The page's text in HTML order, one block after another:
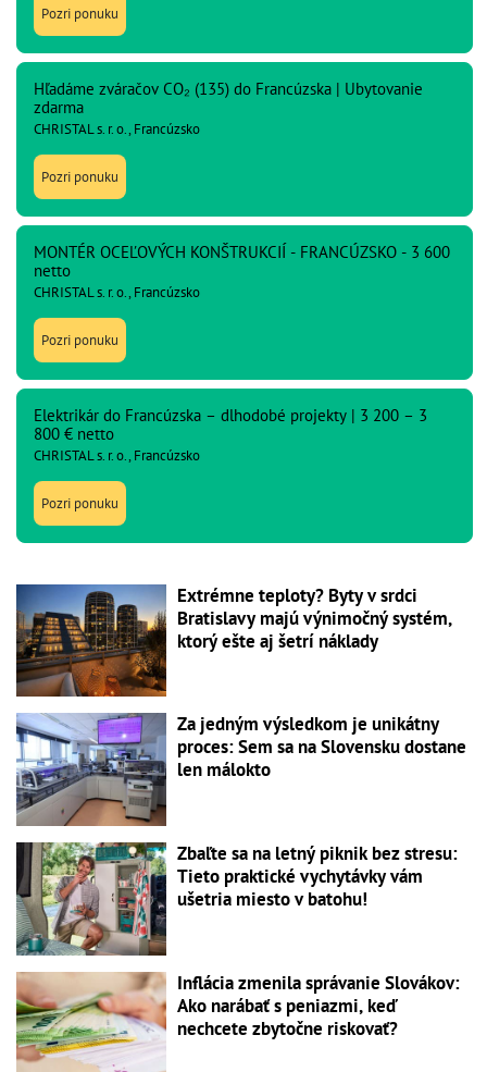
Pozri ponuku
Hľadáme zváračov CO₂ (135) do Francúzska | Ubytovanie
zdarma
CHRISTAL s. r. o., Francúzsko
Pozri ponuku
MONTÉR OCEĽOVÝCH KONŠTRUKCIÍ - FRANCÚZSKO - 3 600
netto
CHRISTAL s. r. o., Francúzsko
Pozri ponuku
Elektrikár do Francúzska – dlhodobé projekty | 3 200 – 3
800 € netto
CHRISTAL s. r. o., Francúzsko
Pozri ponuku
Extrémne teploty? Byty v srdci
Bratislavy majú výnimočný systém,
ktorý ešte aj šetrí náklady
Za jedným výsledkom je unikátny
proces: Sem sa na Slovensku dostane
len málokto
Zbaľte sa na letný piknik bez stresu:
Tieto praktické vychytávky vám
ušetria miesto v batohu!
Inflácia zmenila správanie Slovákov:
Ako narábať s peniazmi, keď
nechcete zbytočne riskovať?